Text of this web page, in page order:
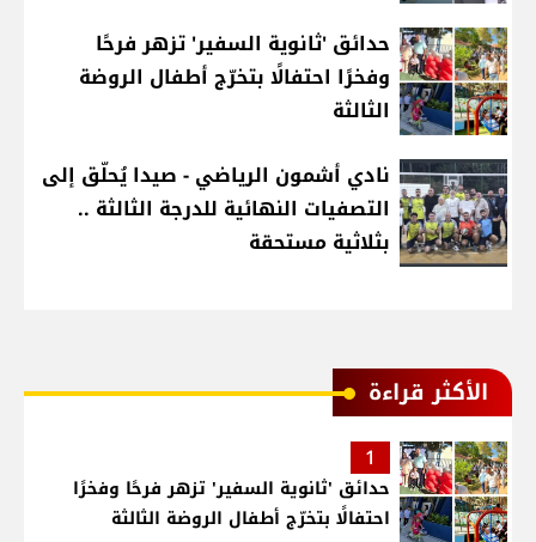
حدائق 'ثانوية السفير' تزهر فرحًا
وفخرًا احتفالًا بتخرّج أطفال الروضة
الثالثة
نادي أشمون الرياضي - صيدا يُحلّق إلى
التصفيات النهائية للدرجة الثالثة ..
بثلاثية مستحقة
الأكثر قراءة
1
حدائق 'ثانوية السفير' تزهر فرحًا وفخرًا
احتفالًا بتخرّج أطفال الروضة الثالثة